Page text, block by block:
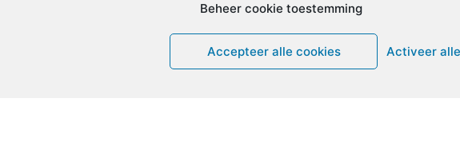
Beheer cookie toestemming
Accepteer alle cookies Activeer